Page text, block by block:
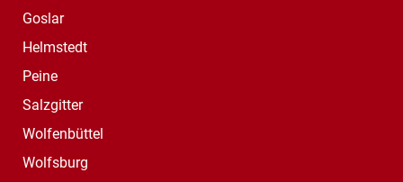
Goslar
Helmstedt
Peine
Salzgitter
Wolfenbüttel
Wolfsburg